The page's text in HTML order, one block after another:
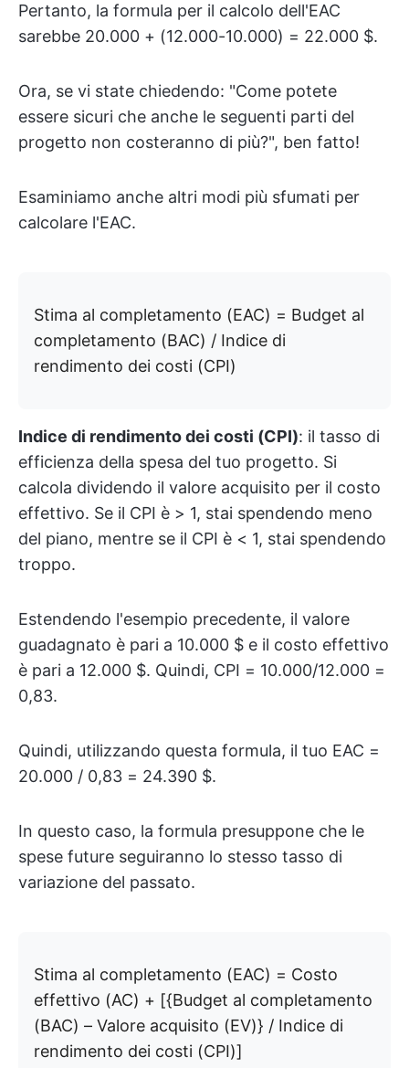
Pertanto, la formula per il calcolo dell'EAC
sarebbe 20.000 + (12.000-10.000) = 22.000 $.
Ora, se vi state chiedendo: "Come potete
essere sicuri che anche le seguenti parti del
progetto non costeranno di più?", ben fatto!
Esaminiamo anche altri modi più sfumati per
calcolare l'EAC.
Stima al completamento (EAC) = Budget al
completamento (BAC) / Indice di
rendimento dei costi (CPI)
Indice di rendimento dei costi (CPI): il tasso di
efficienza della spesa del tuo progetto. Si
calcola dividendo il valore acquisito per il costo
effettivo. Se il CPI è > 1, stai spendendo meno
del piano, mentre se il CPI è < 1, stai spendendo
troppo.
Estendendo l'esempio precedente, il valore
guadagnato è pari a 10.000 $ e il costo effettivo
è pari a 12.000 $. Quindi, CPI = 10.000/12.000 =
0,83.
Quindi, utilizzando questa formula, il tuo EAC =
20.000 / 0,83 = 24.390 $.
In questo caso, la formula presuppone che le
spese future seguiranno lo stesso tasso di
variazione del passato.
Stima al completamento (EAC) = Costo
effettivo (AC) + [{Budget al completamento
(BAC) – Valore acquisito (EV)} / Indice di
rendimento dei costi (CPI)]